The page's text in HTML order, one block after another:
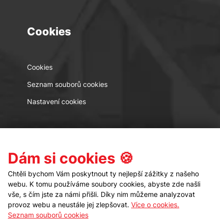
Cookies
Cookies
Seznam souborů cookies
Nastavení cookies
Kontakt Sledujte nás
Dám si cookies 🍪
Chtěli bychom Vám poskytnout ty nejlepší zážitky z našeho
webu. K tomu používáme soubory cookies, abyste zde našli
vše, s čím jste za námi přišli. Díky nim můžeme analyzovat
provoz webu a neustále jej zlepšovat. Více o cookies.
Seznam souborů cookies